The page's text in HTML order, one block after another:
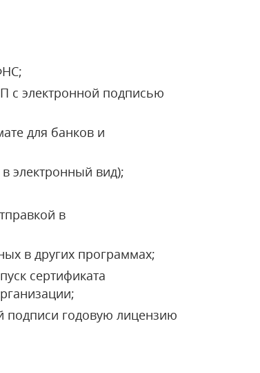
с электронной подписью
для банков и
электронный вид);
в
в других программах;
сертификата
подписи годовую лицензию